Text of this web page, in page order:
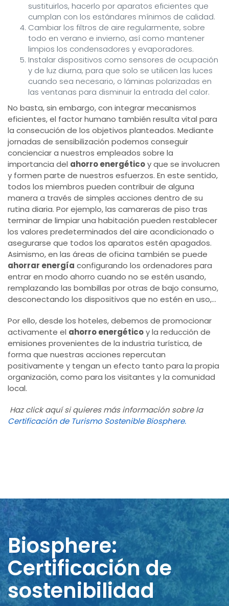
sustituirlos, hacerlo por aparatos eficientes que
cumplan con los estándares mínimos de calidad.
Cambiar los filtros de aire regularmente, sobre
todo en verano e invierno, así como mantener
limpios los condensadores y evaporadores.
Instalar dispositivos como sensores de ocupación
y de luz diurna, para que solo se utilicen las luces
cuando sea necesario, o láminas polarizadas en
las ventanas para disminuir la entrada del calor.
No basta, sin embargo, con integrar mecanismos
eficientes, el factor humano también resulta vital para
la consecución de los objetivos planteados. Mediante
jornadas de sensibilización podemos conseguir
concienciar a nuestros empleados sobre la
importancia del ahorro energéticoy que se involucren
y formen parte de nuestros esfuerzos. En este sentido,
todos los miembros pueden contribuir de alguna
manera a través de simples acciones dentro de su
rutina diaria. Por ejemplo, las camareras de piso tras
terminar de limpiar una habitación pueden restablecer
los valores predeterminados del aire acondicionado o
asegurarse que todos los aparatos estén apagados.
Asimismo, en las áreas de oficina también se puede
ahorrar energía configurando los ordenadores para
entrar en modo ahorro cuando no se estén usando,
remplazando las bombillas por otras de bajo consumo,
desconectando los dispositivos que no estén en uso,…
Por ello, desde los hoteles, debemos de promocionar
activamente el ahorro energéticoy la reducción de
emisiones provenientes de la industria turística, de
forma que nuestras acciones repercutan
positivamente y tengan un efecto tanto para la propia
organización, como para los visitantes y la comunidad
local.
Haz click aquí si quieres más información sobre la
Certificación de Turismo Sostenible Biosphere.
Biosphere:
Certificación de
sostenibilidad